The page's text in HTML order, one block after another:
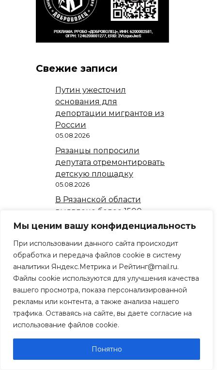
Мы ценим вашу конфиденциальность
При использовании данного сайта происходит
обработка и передача файлов cookie в систему
аналитики Яндекс.Метрика и Рейтинг@mail.ru.
Файлы cookie используются для улучшения качества
вашего просмотра, показа персонализированной
рекламы или контента, а также анализа нашего
трафика. Оставаясь на сайте, вы даете согласие на
использование файлов cookie.
Понятно
Свежие записи
Путин ужесточил
основания для
депортации мигрантов из
России
05.08.2026
Рязанцы попросили
депутата отремонтировать
детскую площадку
05.08.2026
В Рязанской области
выявлено более 1500
случаев рака
05.08.2026
В Рязанской области
утвердили порядок
размещения
пострадавших при
терактах
05.08.2026
В Рязани Александр
чиновников услышать